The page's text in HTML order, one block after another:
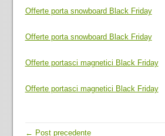
Offerte porta snowboard Black Friday
Offerte porta snowboard Black Friday
Offerte portasci magnetici Black Friday
Offerte portasci magnetici Black Friday
← Post precedente